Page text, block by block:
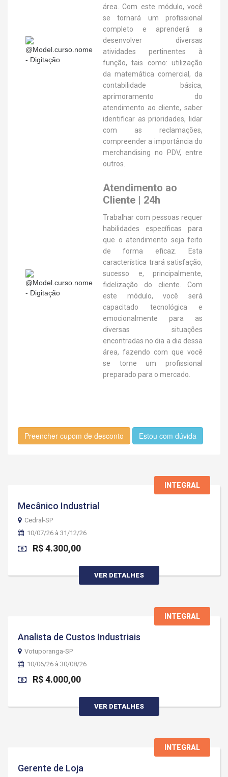
área. Com este módulo, você
se tornará um profissional
completo e aprenderá a
desenvolver diversas
atividades pertinentes à
função, tais como: utilização
da matemática comercial, da
contabilidade básica,
aprimoramento do
atendimento ao cliente, saber
identificar as prioridades, lidar
com as reclamações,
compreender a importância do
merchandising no PDV, entre
outros.
Atendimento ao
Cliente | 24h
Trabalhar com pessoas requer
habilidades específicas para
que o atendimento seja feito
de forma eficaz. Esta
característica trará satisfação,
sucesso e, principalmente,
fidelização do cliente. Com
este módulo, você será
capacitado tecnológica e
emocionalmente para as
diversas situações
encontradas no dia a dia dessa
área, fazendo com que você
se torne um profissional
preparado para o mercado.
Preencher cupom de desconto Estou com dúvida
INTEGRAL
Mecânico Industrial
Cedral-SP
10/07/26 à 31/12/26
R$ 4.300,00
VER DETALHES
INTEGRAL
Analista de Custos Industriais
Votuporanga-SP
10/06/26 à 30/08/26
R$ 4.000,00
VER DETALHES
INTEGRAL
Gerente de Loja